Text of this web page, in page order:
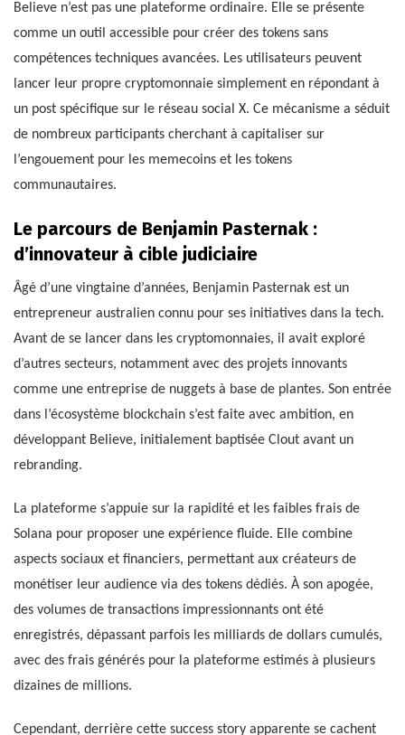
Believe n’est pas une plateforme ordinaire. Elle se présente
comme un outil accessible pour créer des tokens sans
compétences techniques avancées. Les utilisateurs peuvent
lancer leur propre cryptomonnaie simplement en répondant à
un post spécifique sur le réseau social X. Ce mécanisme a séduit
de nombreux participants cherchant à capitaliser sur
l’engouement pour les memecoins et les tokens
communautaires.
Le parcours de Benjamin Pasternak :
d’innovateur à cible judiciaire
Âgé d’une vingtaine d’années, Benjamin Pasternak est un
entrepreneur australien connu pour ses initiatives dans la tech.
Avant de se lancer dans les cryptomonnaies, il avait exploré
d’autres secteurs, notamment avec des projets innovants
comme une entreprise de nuggets à base de plantes. Son entrée
dans l’écosystème blockchain s’est faite avec ambition, en
développant Believe, initialement baptisée Clout avant un
rebranding.
La plateforme s’appuie sur la rapidité et les faibles frais de
Solana pour proposer une expérience fluide. Elle combine
aspects sociaux et financiers, permettant aux créateurs de
monétiser leur audience via des tokens dédiés. À son apogée,
des volumes de transactions impressionnants ont été
enregistrés, dépassant parfois les milliards de dollars cumulés,
avec des frais générés pour la plateforme estimés à plusieurs
dizaines de millions.
Cependant, derrière cette success story apparente se cachent